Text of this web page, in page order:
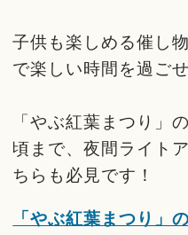
子供も楽しめる催し
で楽しい時間を過ごせ
「やぶ紅葉まつり」
頃まで、夜間ライト
ちらも必見です！
「やぶ紅葉まつり」